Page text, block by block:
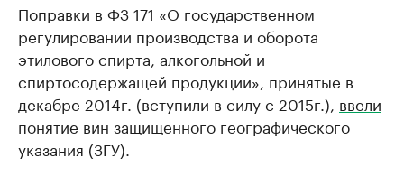
Поправки в ФЗ 171 «О государственном
регулировании производства и оборота
этилового спирта, алкогольной и
спиртосодержащей продукции», принятые в
декабре 2014г. (вступили в силу с 2015г.), ввели
понятие вин защищенного географического
указания (ЗГУ).